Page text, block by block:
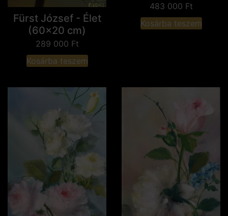
Fürst József - Élet
(60x20 cm)
289 000 Ft
Kosárba teszem
483 000 Ft
Kosárba teszem